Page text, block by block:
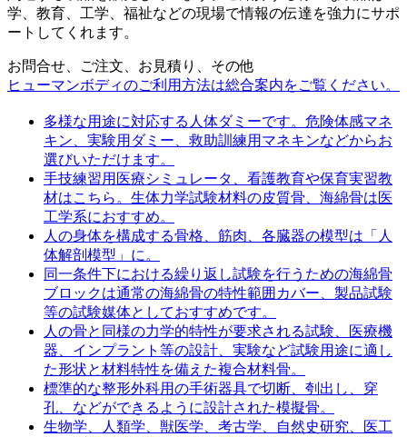
学、教育、工学、福祉などの現場で情報の伝達を強力にサポ
ートしてくれます。
お問合せ、ご注文、お見積り、その他
ヒューマンボディのご利用方法は総合案内をご覧ください。
多様な用途に対応する人体ダミーです。危険体感マネ
キン、実験用ダミー、救助訓練用マネキンなどからお
選びいただけます。
手技練習用医療シミュレータ、看護教育や保育実習教
材はこちら。生体力学試験材料の皮質骨、海綿骨は医
工学系におすすめ。
人の身体を構成する骨格、筋肉、各臓器の模型は「人
体解剖模型」に。
同一条件下における繰り返し試験を行うための海綿骨
ブロックは通常の海綿骨の特性範囲カバー、製品試験
等の試験媒体としておすすめです。
人の骨と同様の力学的特性が要求される試験、医療機
器、インプラント等の設計、実験など試験用途に適し
た形状と材料特性を備えた複合材料骨。
標準的な整形外科用の手術器具で切断、刳出し、穿
孔、などができるように設計された模擬骨。
生物学、人類学、獣医学、考古学、自然史研究、医工